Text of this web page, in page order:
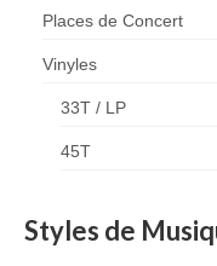
Places de Concert
Vinyles
33T / LP
45T
Styles de